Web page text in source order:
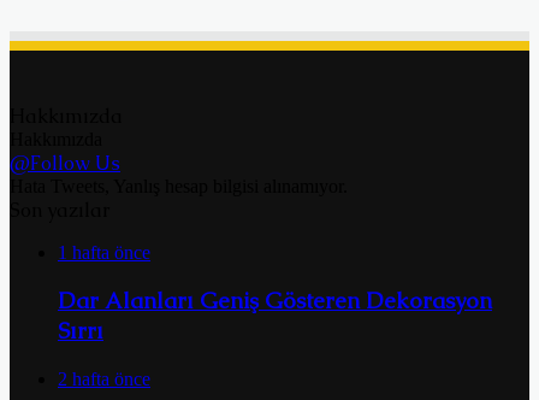
@Follow Us
1 hafta önce
Dar Alanları Geniş Gösteren Dekorasyon
Sırrı
2 hafta önce